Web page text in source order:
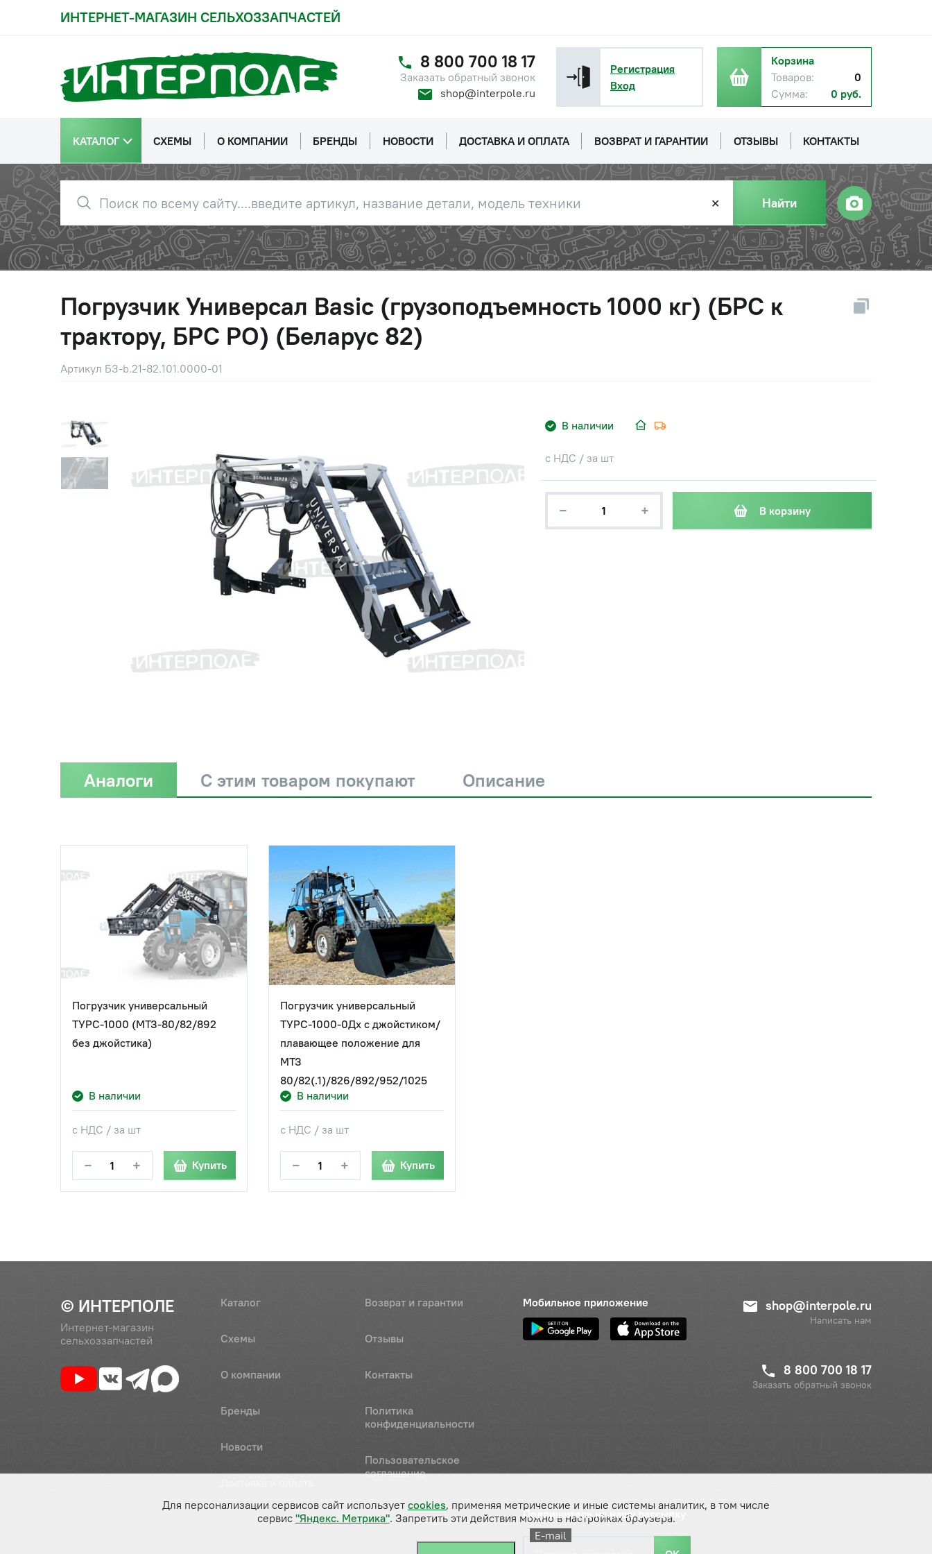
ИНТЕРНЕТ-МАГАЗИН СЕЛЬХОЗЗАПЧАСТЕЙ
8 800 700 18 17
Заказать обратный звонок
shop@interpole.ru
Регистрация
Вход
Корзина
Товаров:
0
Сумма:
0 руб.
КАТАЛОГ СХЕМЫ О КОМПАНИИ БРЕНДЫ НОВОСТИ ДОСТАВКА И ОПЛАТА ВОЗВРАТ И ГАРАНТИИ ОТЗЫВЫ КОНТАКТЫ
✕ Найти
Погрузчик Универсал Basic (грузоподъемность 1000 кг) (БРС к
трактору, БРС РО) (Беларус 82)
Артикул БЗ-b.21-82.101.0000-01
В наличии
с НДС / за шт
− + В корзину
Аналоги С этим товаром покупают Описание
Погрузчик универсальный
ТУРС-1000 (МТЗ-80/82/892
без джойстика)
В наличии
с НДС / за шт
− + Купить
Погрузчик универсальный
ТУРС-1000-0Дх с джойстиком/
плавающее положение для
МТЗ
80/82(.1)/826/892/952/1025
В наличии
с НДС / за шт
− + Купить
© ИНТЕРПОЛЕ
Интернет-магазин
сельхоззапчастей
Каталог
Схемы
О компании
Бренды
Новости
Возврат и гарантии
Отзывы
Контакты
Политика
конфиденциальности
Пользовательское
соглашение
Мобильное приложение shop@interpole.ru
Написать нам
8 800 700 18 17
Заказать обратный звонок
Подпишитесь на нашу рассылку
E-mail
Для персонализации сервисов сайт использует cookies, применяя метрические и иные системы аналитик, в том числе
сервис "Яндекс. Метрика". Запретить эти действия можно в настройках браузера.